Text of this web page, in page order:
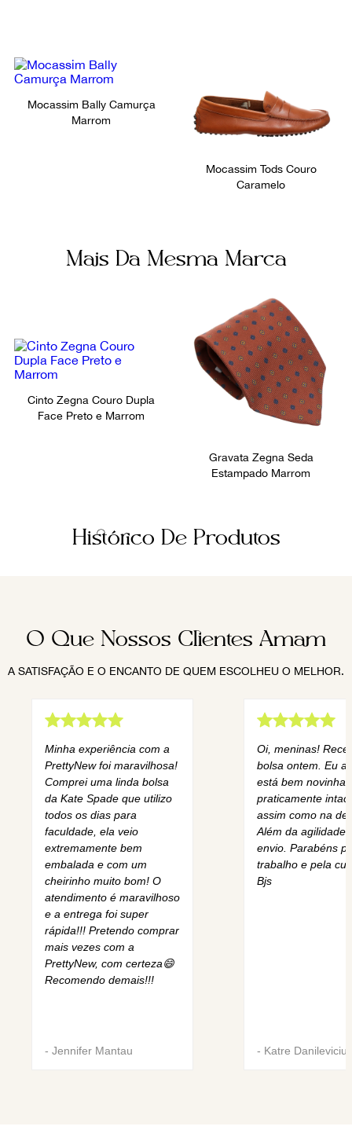
Mocassim Bally Camurça
Marrom
Mocassim Tods Couro
Caramelo
Mais Da Mesma Marca
Cinto Zegna Couro Dupla
Face Preto e Marrom
Gravata Zegna Seda
Estampado Marrom
Histórico De Produtos
O Que Nossos Clientes Amam
A SATISFAÇÃO E O ENCANTO DE QUEM ESCOLHEU O MELHOR.
Minha experiência com a
PrettyNew foi maravilhosa!
Comprei uma linda bolsa
da Kate Spade que utilizo
todos os dias para
faculdade, ela veio
extremamente bem
embalada e com um
cheirinho muito bom! O
atendimento é maravilhoso
e a entrega foi super
rápida!!! Pretendo comprar
mais vezes com a
PrettyNew, com certeza😄
Recomendo demais!!!
- Jennifer Mantau
Oi, meninas!
bolsa ontem. Eu
está bem novinha,
praticamente
assim como na
Além da agilidade
envio. Parabéns
trabalho e pela
Bjs
- Katre Danilevicius